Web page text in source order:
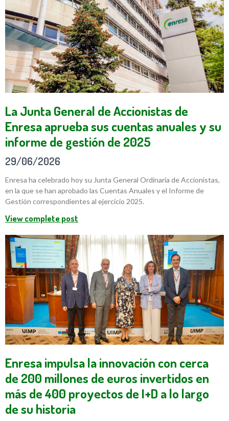
La Junta General de Accionistas de
Enresa aprueba sus cuentas anuales y su
informe de gestión de 2025
29/06/2026
Enresa ha celebrado hoy su Junta General Ordinaria de Accionistas,
en la que se han aprobado las Cuentas Anuales y el Informe de
Gestión correspondientes al ejercicio 2025.
View complete post
Enresa impulsa la innovación con cerca
de 200 millones de euros invertidos en
más de 400 proyectos de I+D a lo largo
de su historia